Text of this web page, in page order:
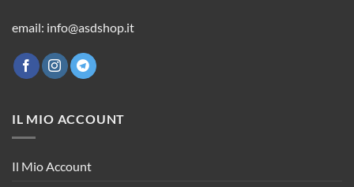
email: info@asdshop.it
IL MIO ACCOUNT
Il Mio Account